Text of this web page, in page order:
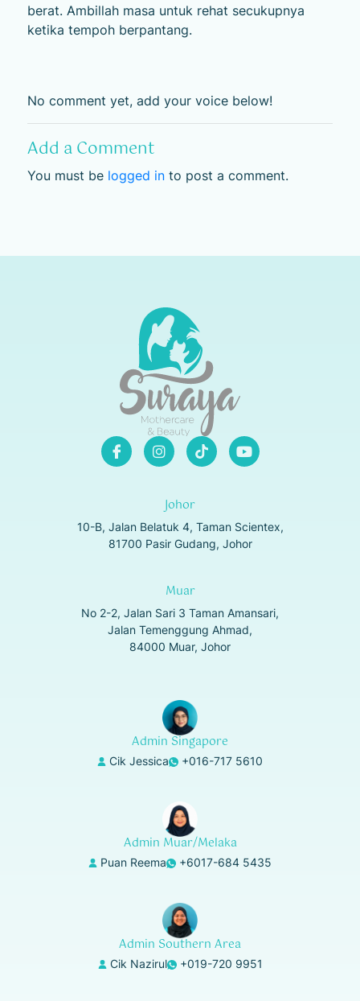
berat. Ambillah masa untuk rehat secukupnya
ketika tempoh berpantang.
No comment yet, add your voice below!
Add a Comment
You must be logged into post a comment.
Johor
10-B, Jalan Belatuk 4, Taman Scientex,
81700 Pasir Gudang, Johor
Muar
No 2-2, Jalan Sari 3 Taman Amansari,
Jalan Temenggung Ahmad,
84000 Muar, Johor
Admin Singapore
Cik Jessica +016-717 5610
Admin Muar/Melaka
Puan Reema +6017-684 5435
Admin Southern Area
Cik Nazirul +019-720 9951